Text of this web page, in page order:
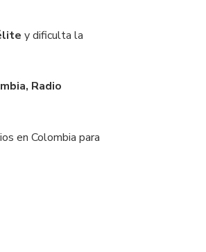
y dificulta la
Radio
en Colombia para